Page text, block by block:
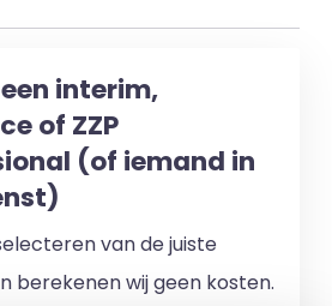
interim,
of ZZP
(of iemand in
van de juiste
berekenen wij geen kosten.